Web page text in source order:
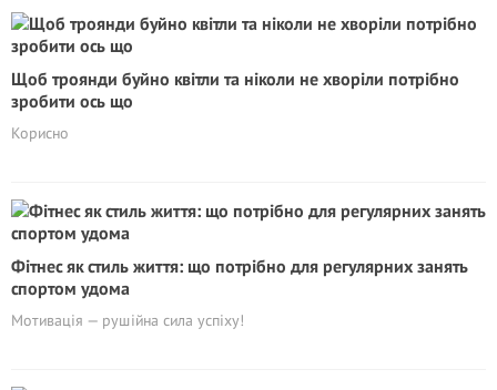
Щоб троянди буйно квітли та ніколи не хворіли потрібно
зробити ось що
Корисно
Фітнес як стиль життя: що потрібно для регулярних занять
спортом удома
Мотивація — рушійна сила успіху!